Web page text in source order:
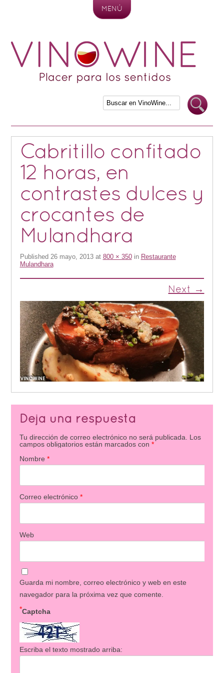
MENÚ
Cabritillo confitado
12 horas, en
contrastes dulces y
crocantes de
Mulandhara
Published 26 mayo, 2013at 800 × 350in Restaurante
Mulandhara
Next →
Deja una respuesta
Tu dirección de correo electrónico no será publicada.
Los
campos obligatorios están marcados con *
Nombre *
Correo electrónico *
Web
Guarda mi nombre, correo electrónico y web en este
navegador para la próxima vez que comente.
Captcha
*
Escriba el texto mostrado arriba: